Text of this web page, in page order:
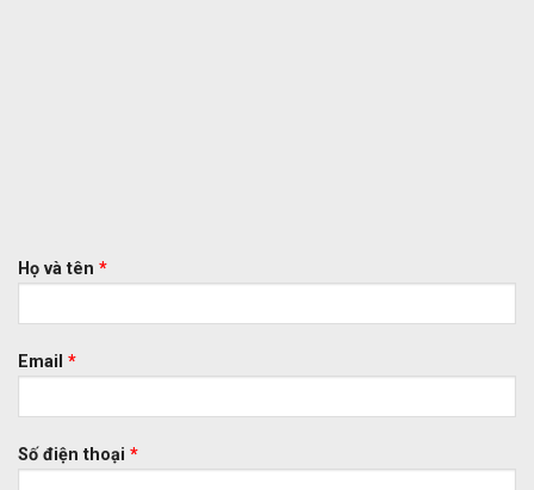
Họ và tên *
Email *
Số điện thoại *